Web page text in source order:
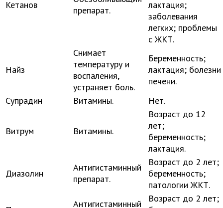
Кетанов
препарат.
лактация;
заболевания
легких; проблемы
с ЖКТ.
Найз
Снимает
температуру и
воспаления,
устраняет боль.
Беременность;
лактация; болезни
печени.
Супрадин
Витамины. Нет.
Витрум Витамины.
Возраст до 12
лет;
беременность;
лактация.
Диазолин
Антигистаминный
препарат.
Возраст до 2 лет;
беременность;
патологии ЖКТ.
Антигистаминный
Возраст до 2 лет;